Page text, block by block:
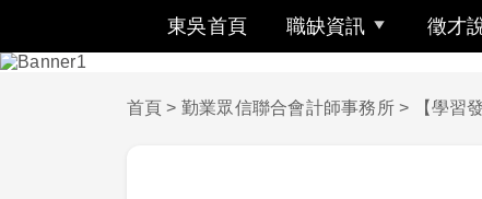
東吳首頁 職缺資訊 徵才
首頁 > 勤業眾信聯合會計師事務所> 【學習